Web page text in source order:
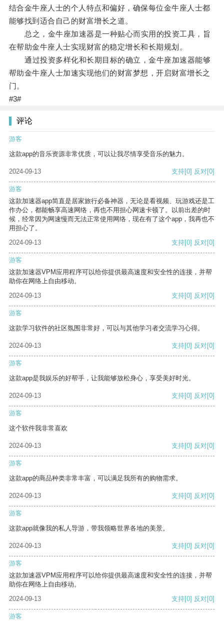
结合金牛座人士的个人特点和偏好，确保每位金牛座人士都
能够找到适合自己的财富增长之道。
总之，金牛座加速器是一种贴心而实用的投资工具，旨
在帮助金牛座人士实现财富的稳定增长和长期规划。
通过投资多样化和长期目标的确立，金牛座加速器能够
帮助金牛座人士加速实现他们的财富梦想，开启财富增长之
门。
#3#
评论
游客
这款app的音乐资源非常优质，可以让我尽情享受音乐的魅力。
2024-09-13 支持[0] 反对[0]
游客
这款加速器app简直是居家旅行必备神器，无论是看视频、玩游戏还是工
作办公，都能畅享高速网络，再也不用担心网速卡顿了。以前出差的时
候，经常因为网速慢而无法正常使用网络，现在有了这个app，我再也不
用担心了。
2024-09-13
支持[0] 反对[0]
游客
这款加速器VPM应用程序可以给你提供最高速度和安全性的连接，并帮
助你在网络上自由移动。
2024-09-13
支持[0] 反对[0]
游客
这款学习软件的社区氛围非常好，可以与其他学习者交流学习心得。
2024-09-13 支持[0] 反对[0]
游客
这款app是我娱乐的好帮手，让我能够放松身心，享受美好时光。
2024-09-13 支持[0] 反对[0]
游客
这个软件我非常喜欢
2024-09-13 支持[0] 反对[0]
游客
这款app的商品种类非常丰富，可以满足我所有的购物需求。
2024-09-13 支持[0] 反对[0]
游客
这款app就像我的私人导游，带我领略世界各地的美景。
2024-09-13 支持[0] 反对[0]
游客
这款加速器VPM应用程序可以给你提供最高速度和安全性的连接，并帮
助你在网络上自由移动。
2024-09-13
支持[0] 反对[0]
游客